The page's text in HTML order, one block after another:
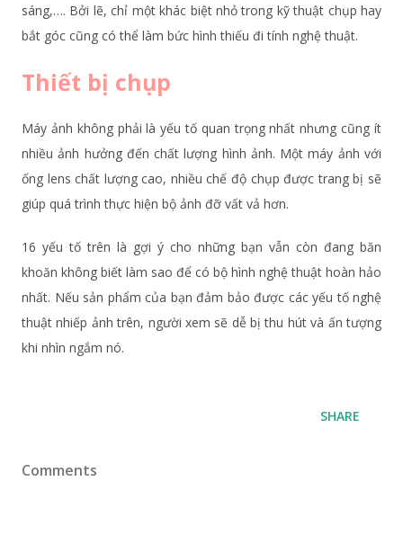
sáng,…. Bởi lẽ, chỉ một khác biệt nhỏ trong kỹ thuật chụp hay
bắt góc cũng có thể làm bức hình thiếu đi tính nghệ thuật.
Thiết bị chụp
Máy ảnh không phải là yếu tố quan trọng nhất nhưng cũng ít
nhiều ảnh hưởng đến chất lượng hình ảnh. Một máy ảnh với
ống lens chất lượng cao, nhiều chế độ chụp được trang bị sẽ
giúp quá trình thực hiện bộ ảnh đỡ vất vả hơn.
16 yếu tố trên là gợi ý cho những bạn vẫn còn đang băn
khoăn không biết làm sao để có bộ hình nghệ thuật hoàn hảo
nhất. Nếu sản phẩm của bạn đảm bảo được các yếu tố nghệ
thuật nhiếp ảnh trên, người xem sẽ dễ bị thu hút và ấn tượng
khi nhìn ngắm nó.
SHARE
Comments